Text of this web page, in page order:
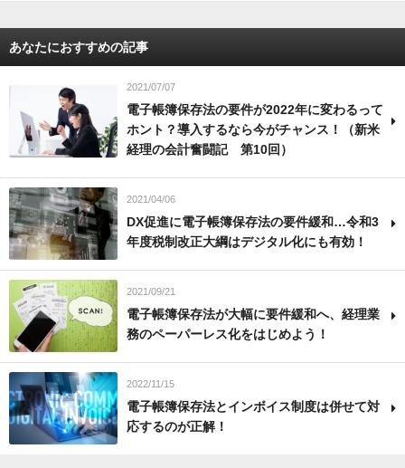
あなたにおすすめの記事
2021/07/07
電子帳簿保存法の要件が2022年に変わるって
ホント？導入するなら今がチャンス！（新米
経理の会計奮闘記 第10回）
2021/04/06
DX促進に電子帳簿保存法の要件緩和…令和3
年度税制改正大綱はデジタル化にも有効！
2021/09/21
電子帳簿保存法が大幅に要件緩和へ、経理業
務のペーパーレス化をはじめよう！
2022/11/15
電子帳簿保存法とインボイス制度は併せて対
応するのが正解！